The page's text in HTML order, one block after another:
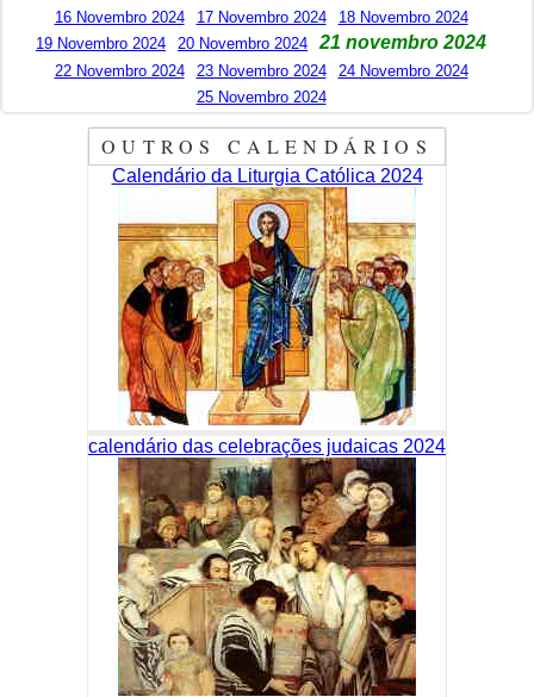
16 Novembro 2024 17 Novembro 2024
18 Novembro 2024
19 Novembro 2024
20 Novembro 2024 21 novembro 2024
22 Novembro 2024 23 Novembro 2024
24 Novembro 2024
25 Novembro 2024
OUTROS CALENDÁRIOS
Calendário da Liturgia Católica 2024
calendário das celebrações judaicas 2024